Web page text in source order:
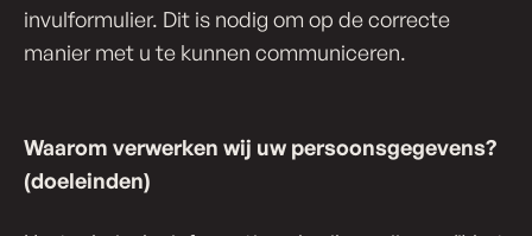
invulformulier. Dit is nodig om op de correcte
manier met u te kunnen communiceren.
Waarom verwerken wij uw per­soons­ge­ge­vens?
(doeleinden)